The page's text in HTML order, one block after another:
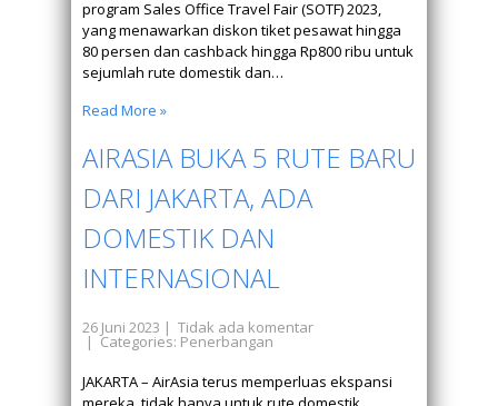
program Sales Office Travel Fair (SOTF) 2023,
yang menawarkan diskon tiket pesawat hingga
80 persen dan cashback hingga Rp800 ribu untuk
sejumlah rute domestik dan…
Read More »
AIRASIA BUKA 5 RUTE BARU
DARI JAKARTA, ADA
DOMESTIK DAN
INTERNASIONAL
26 Juni 2023 | Tidak ada komentar
| Categories: Penerbangan
JAKARTA – AirAsia terus memperluas ekspansi